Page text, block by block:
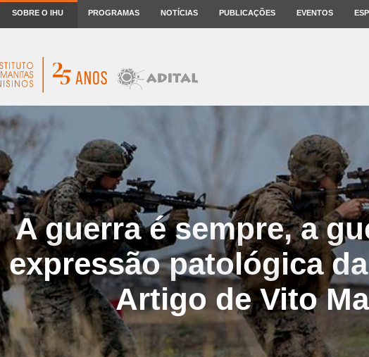
SOBRE O IHU PROGRAMAS NOTÍCIAS PUBLICAÇÕES EVENTOS
A guerra é sempre, a
expressão patológica
Artigo de Vito